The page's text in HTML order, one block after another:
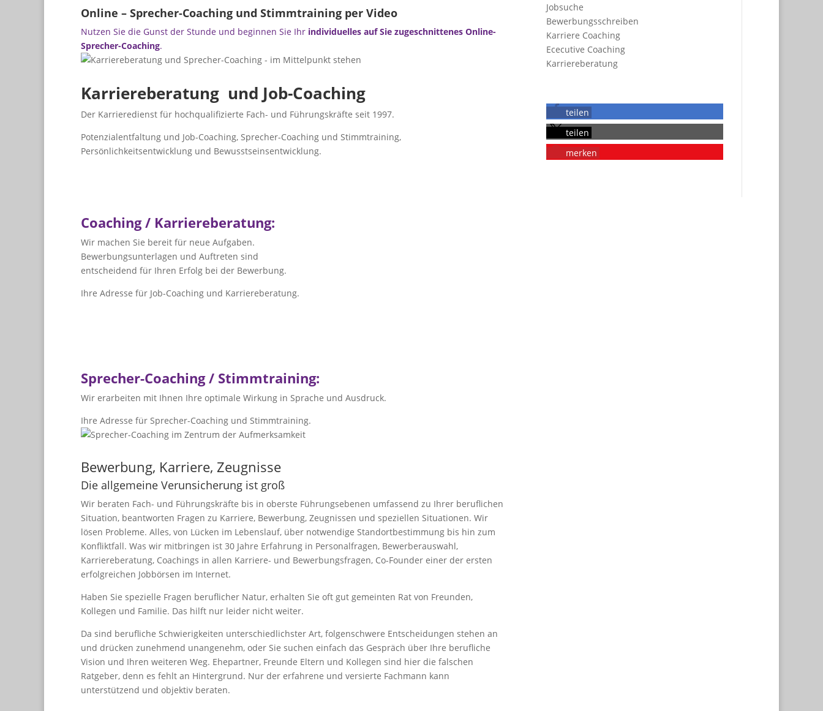
Online – Sprecher-Coaching und Stimmtraining per Video
Nutzen Sie die Gunst der Stunde und beginnen Sie Ihr individuelles auf Sie zugeschnittenes Online-
Sprecher-Coaching.
Karriereberatung und Job-Coaching
Der Karrieredienst für hochqualifizierte Fach- und Führungskräfte seit 1997.
Potenzialentfaltung und Job-Coaching, Sprecher-Coaching und Stimmtraining,
Persönlichkeitsentwicklung und Bewusstseinsentwicklung.
Coaching / Karriereberatung:
Wir machen Sie bereit für neue Aufgaben.
Bewerbungsunterlagen und Auftreten sind
entscheidend für Ihren Erfolg bei der Bewerbung.
Ihre Adresse für Job-Coaching und Karriereberatung.
Sprecher-Coaching / Stimmtraining:
Wir erarbeiten mit Ihnen Ihre optimale Wirkung in Sprache und Ausdruck.
Ihre Adresse für Sprecher-Coaching und Stimmtraining.
Bewerbung, Karriere, Zeugnisse
Die allgemeine Verunsicherung ist groß
Wir beraten Fach- und Führungskräfte bis in oberste Führungsebenen umfassend zu Ihrer beruflichen
Situation, beantworten Fragen zu Karriere, Bewerbung, Zeugnissen und speziellen Situationen. Wir
lösen Probleme. Alles, von Lücken im Lebenslauf, über notwendige Standortbestimmung bis hin zum
Konfliktfall. Was wir mitbringen ist 30 Jahre Erfahrung in Personalfragen, Bewerberauswahl,
Karriereberatung, Coachings in allen Karriere- und Bewerbungsfragen, Co-Founder einer der ersten
erfolgreichen Jobbörsen im Internet.
Haben Sie spezielle Fragen beruflicher Natur, erhalten Sie oft gut gemeinten Rat von Freunden,
Kollegen und Familie. Das hilft nur leider nicht weiter.
Da sind berufliche Schwierigkeiten unterschiedlichster Art, folgenschwere Entscheidungen stehen an
und drücken zunehmend unangenehm, oder Sie suchen einfach das Gespräch über Ihre berufliche
Vision und Ihren weiteren Weg. Ehepartner, Freunde Eltern und Kollegen sind hier die falschen
Ratgeber, denn es fehlt an Hintergrund. Nur der erfahrene und versierte Fachmann kann
unterstützend und objektiv beraten.
Jobsuche
Bewerbungsschreiben
Karriere Coaching
Ececutive Coaching
Karriereberatung
teilen
teilen
merken